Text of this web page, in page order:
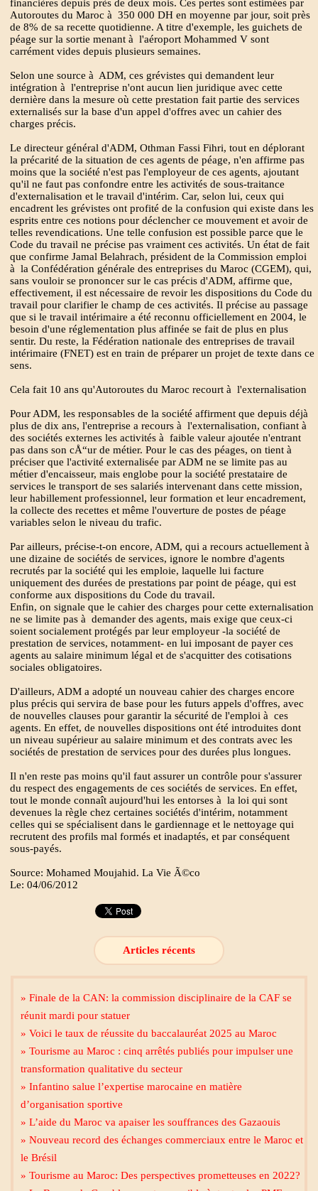
financières depuis près de deux mois. Ces pertes sont estimées par
Autoroutes du Maroc à 350 000 DH en moyenne par jour, soit près
de 8% de sa recette quotidienne. A titre d'exemple, les guichets de
péage sur la sortie menant à l'aéroport Mohammed V sont
carrément vides depuis plusieurs semaines.
Selon une source à ADM, ces grévistes qui demandent leur
intégration à l'entreprise n'ont aucun lien juridique avec cette
dernière dans la mesure où cette prestation fait partie des services
externalisés sur la base d'un appel d'offres avec un cahier des
charges précis.
Le directeur général d'ADM, Othman Fassi Fihri, tout en déplorant
la précarité de la situation de ces agents de péage, n'en affirme pas
moins que la société n'est pas l'employeur de ces agents, ajoutant
qu'il ne faut pas confondre entre les activités de sous-traitance
d'externalisation et le travail d'intérim. Car, selon lui, ceux qui
encadrent les grévistes ont profité de la confusion qui existe dans les
esprits entre ces notions pour déclencher ce mouvement et avoir de
telles revendications. Une telle confusion est possible parce que le
Code du travail ne précise pas vraiment ces activités. Un état de fait
que confirme Jamal Belahrach, président de la Commission emploi
à la Confédération générale des entreprises du Maroc (CGEM), qui,
sans vouloir se prononcer sur le cas précis d'ADM, affirme que,
effectivement, il est nécessaire de revoir les dispositions du Code du
travail pour clarifier le champ de ces activités. Il précise au passage
que si le travail intérimaire a été reconnu officiellement en 2004, le
besoin d'une réglementation plus affinée se fait de plus en plus
sentir. Du reste, la Fédération nationale des entreprises de travail
intérimaire (FNET) est en train de préparer un projet de texte dans ce
sens.
Cela fait 10 ans qu'Autoroutes du Maroc recourt à l'externalisation
Pour ADM, les responsables de la société affirment que depuis déjà
plus de dix ans, l'entreprise a recours à l'externalisation, confiant à
des sociétés externes les activités à faible valeur ajoutée n'entrant
pas dans son cÅ“ur de métier. Pour le cas des péages, on tient à
préciser que l'activité externalisée par ADM ne se limite pas au
métier d'encaisseur, mais englobe pour la société prestataire de
services le transport de ses salariés intervenant dans cette mission,
leur habillement professionnel, leur formation et leur encadrement,
la collecte des recettes et même l'ouverture de postes de péage
variables selon le niveau du trafic.
Par ailleurs, précise-t-on encore, ADM, qui a recours actuellement à
une dizaine de sociétés de services, ignore le nombre d'agents
recrutés par la société qui les emploie, laquelle lui facture
uniquement des durées de prestations par point de péage, qui est
conforme aux dispositions du Code du travail.
Enfin, on signale que le cahier des charges pour cette externalisation
ne se limite pas à demander des agents, mais exige que ceux-ci
soient socialement protégés par leur employeur -la société de
prestation de services, notamment- en lui imposant de payer ces
agents au salaire minimum légal et de s'acquitter des cotisations
sociales obligatoires.
D'ailleurs, ADM a adopté un nouveau cahier des charges encore
plus précis qui servira de base pour les futurs appels d'offres, avec
de nouvelles clauses pour garantir la sécurité de l'emploi à ces
agents. En effet, de nouvelles dispositions ont été introduites dont
un niveau supérieur au salaire minimum et des contrats avec les
sociétés de prestation de services pour des durées plus longues.
Il n'en reste pas moins qu'il faut assurer un contrôle pour s'assurer
du respect des engagements de ces sociétés de services. En effet,
tout le monde connaît aujourd'hui les entorses à la loi qui sont
devenues la règle chez certaines sociétés d'intérim, notamment
celles qui se spécialisent dans le gardiennage et le nettoyage qui
recrutent des profils mal formés et inadaptés, et par conséquent
sous-payés.
Source: Mohamed Moujahid. La Vie Ã©co
Le: 04/06/2012
Articles récents
» Finale de la CAN: la commission disciplinaire de la CAF se
réunit mardi pour statuer
» Voici le taux de réussite du baccalauréat 2025 au Maroc
» Tourisme au Maroc : cinq arrêtés publiés pour impulser une
transformation qualitative du secteur
» Infantino salue l’expertise marocaine en matière
d’organisation sportive
» L’aide du Maroc va apaiser les souffrances des Gazaouis
» Nouveau record des échanges commerciaux entre le Maroc et
le Brésil
» Tourisme au Maroc: Des perspectives prometteuses en 2022?